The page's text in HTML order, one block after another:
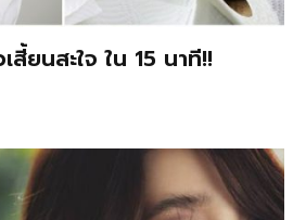
ยนสะใจ ใน 15 นาที!!